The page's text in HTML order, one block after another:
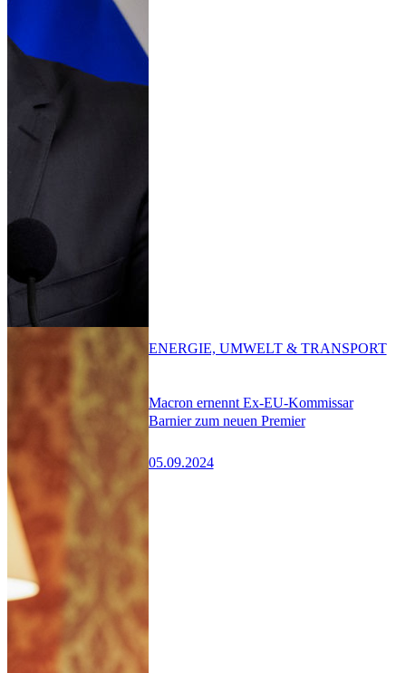
Macron ernennt Ex-EU-Kommissar
Barnier zum neuen Premier
05.09.2024
ENERGIE, UMWELT & TRANSPORT